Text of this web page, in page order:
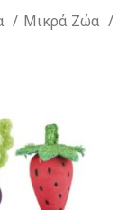
Μικρά Ζώα